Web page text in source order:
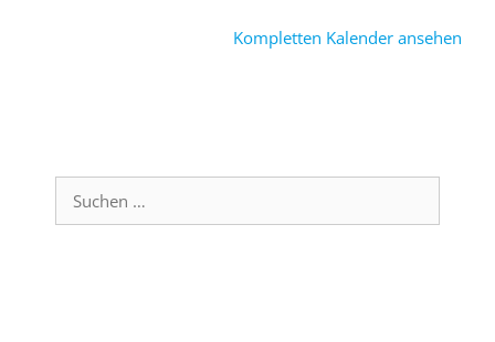
Kompletten Kalender ansehen
Suchen
nach: